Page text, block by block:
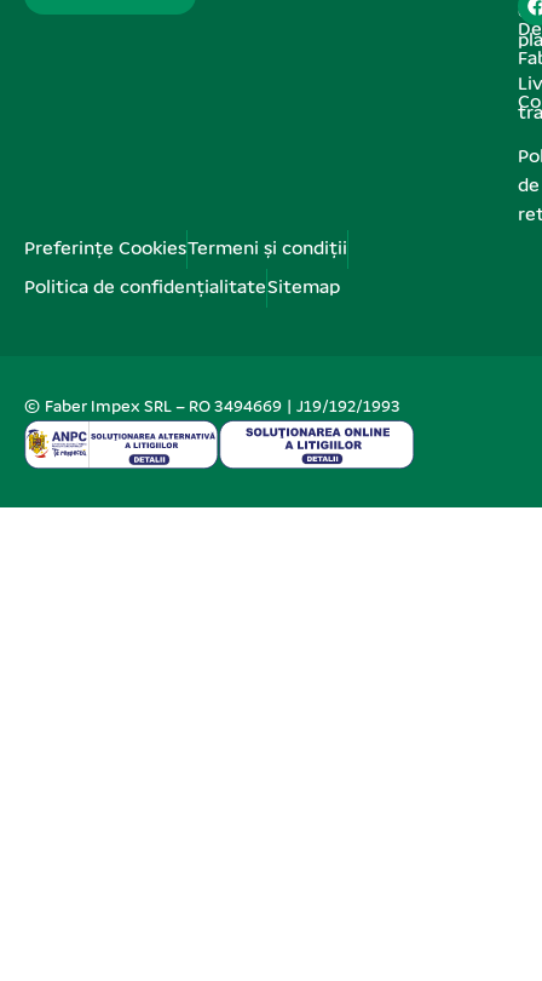
de
de
Preferințe CookiesTermeni și condiții
Politica de confidențialitateSitemap
© Faber Impex SRL – RO 3494669 | J19/192/1993